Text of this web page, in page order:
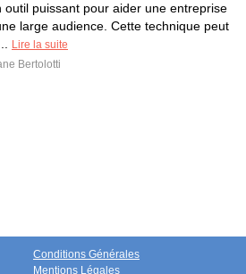
outil puissant pour aider une entreprise
large audience. Cette technique peut
Lire la suite
Bertolotti
Conditions Générales
Mentions Légales